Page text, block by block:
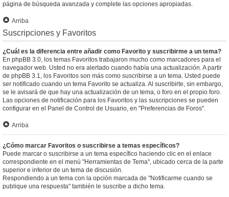
página de búsqueda avanzada y complete las opciones apropiadas.
Arriba
Suscripciones y Favoritos
¿Cuál es la diferencia entre añadir como Favorito y suscribirme a un tema?
En phpBB 3.0, los temas Favoritos trabajaron mucho como marcadores para el
navegador web. Usted no era alertado cuando había una actualización. A partir
de phpBB 3.1, los Favoritos son más como suscribirse a un tema. Usted puede
ser notificado cuando un tema Favorito se actualiza. Al suscribirte, sin embargo,
se le avisará de que hay una actualización de un tema, o foro en el propio foro.
Las opciones de notificación para los Favoritos y las suscripciones se pueden
configurar en el Panel de Control de Usuario, en "Preferencias de Foros".
Arriba
¿Cómo marcar Favoritos o suscribirse a temas específicos?
Puede marcar o suscribirse a un tema específico haciendo clic en el enlace
correspondiente en el menú "Herramientas de Tema", ubicado cerca de la parte
superior e inferior de un tema de discusión.
Respondiendo a un tema con la opción marcada de "Notificarme cuando se
publique una respuesta" también le suscribe a dicho tema.